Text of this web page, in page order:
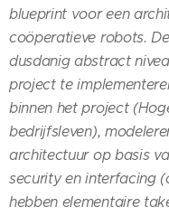
blueprint voor een
coöperatieve robots.
dusdanig abstract
project te
binnen het project
bedrijfsleven),
architectuur op basis
security en interfacing
hebben elementaire